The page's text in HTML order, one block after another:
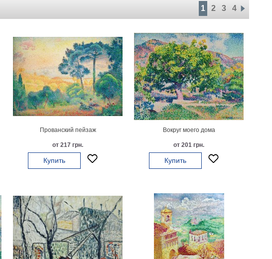
1 2 3 4
Прованский пейзаж
от 217 грн.
Купить
Вокруг моего дома
от 201 грн.
Купить